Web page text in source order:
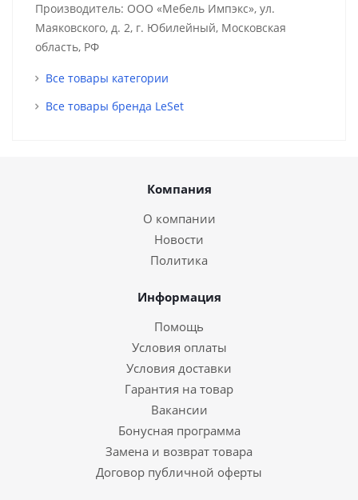
Производитель: ООО «Мебель Импэкс», ул.
Маяковского, д. 2, г. Юбилейный, Московская
область, РФ
Все товары категории
Все товары бренда LeSet
Компания
О компании
Новости
Политика
Информация
Помощь
Условия оплаты
Условия доставки
Гарантия на товар
Вакансии
Бонусная программа
Замена и возврат товара
Договор публичной оферты